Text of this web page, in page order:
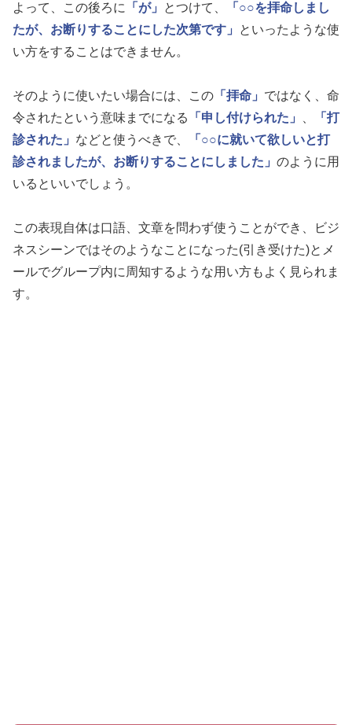
よって、この後ろに 「が」 とつけて、
「○○を拝命しまし
たが、お断りすることにした次第です」
といったような使
い方をすることはできません。
そのように使いたい場合には、この 「拝命」 ではなく、命
令されたという意味までになる
「申し付けられた」
「打
診された」 などと使うべきで、
「○○に就いて欲しいと打
診されましたが、お断りすることにしました」 のように用
いるといいでしょう。
この表現自体は口語、文章を問わず使うことができ、ビジ
ネスシーンではそのようなことになった(引き受けた)とメ
ールでグループ内に周知するような用い方もよく見られま
す。